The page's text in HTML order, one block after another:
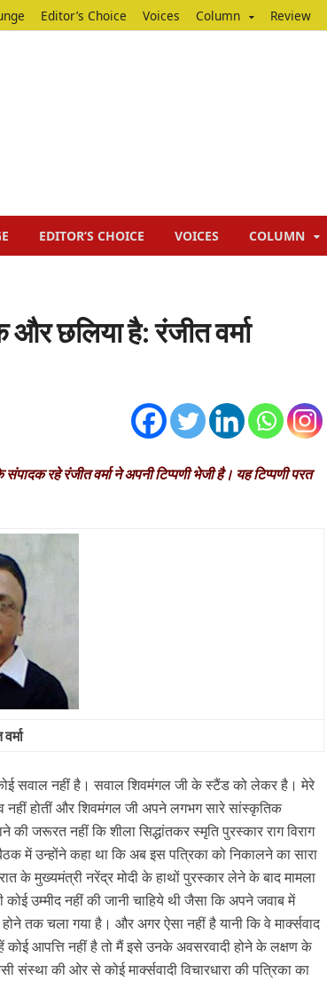
Editor’s Choice Voices Column Review
EDITOR’S CHOICE VOICES COLUMN
छलिया है: रंजीत वर्मा
संपादक रहे रंजीत वर्मा ने अपनी टिप्‍पणी भेजी है। यह टिप्‍पणी परत
सवाल नहीं है। सवाल शिवमंगल जी के स्टैंड को लेकर है। मेरे
नहीं होतीं और शिवमंगल जी अपने लगभग सारे सांस्कृतिक
की जरूरत नहीं कि शीला सिद्धांतकर स्मृति पुरस्कार राग विराग
में उन्होंने कहा था कि अब इस पत्रिका को निकालने का सारा
के मुख्यमंत्री नरेंद्र मोदी के हाथों पुरस्कार लेने के बाद मामला
कोई उम्मीद नहीं की जानी चाहिये थी जैसा कि अपने जवाब में
तक चला गया है। और अगर ऐसा नहीं है यानी कि वे मार्क्‍सवाद
कोई आपत्ति नहीं है तो मैं इसे उनके अवसरवादी होने के लक्षण के
की ओर से कोई मार्क्‍सवादी विचारधारा की पत्रिका का